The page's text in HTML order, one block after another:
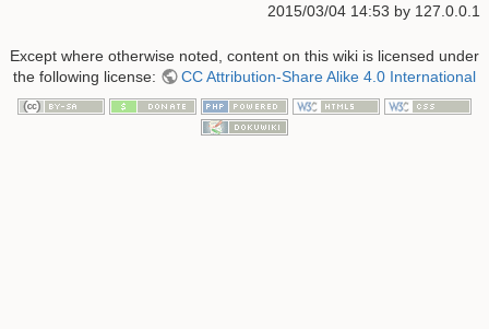
2015/03/04 14:53 by 127.0.0.1
Except where otherwise noted, content on this wiki is licensed under
the following license:
CC Attribution-Share Alike 4.0 International